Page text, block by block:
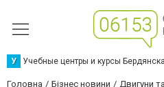
У Учебные центры и курсы Бердянска
Головна Бізнес новини
Двигуни